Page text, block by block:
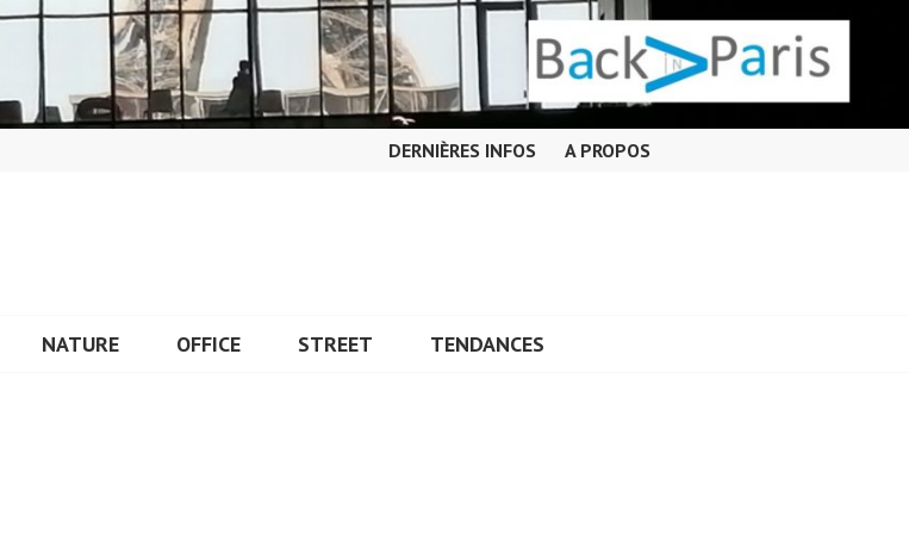
DERNIÈRES INFOS A PROPOS
NATURE OFFICE STREET TENDANCES